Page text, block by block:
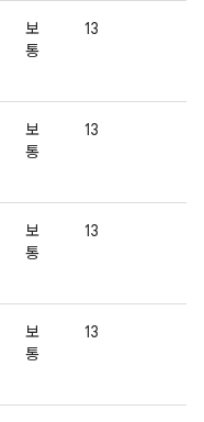
보
통
13
보
통
13
보
통
13
보
통
13